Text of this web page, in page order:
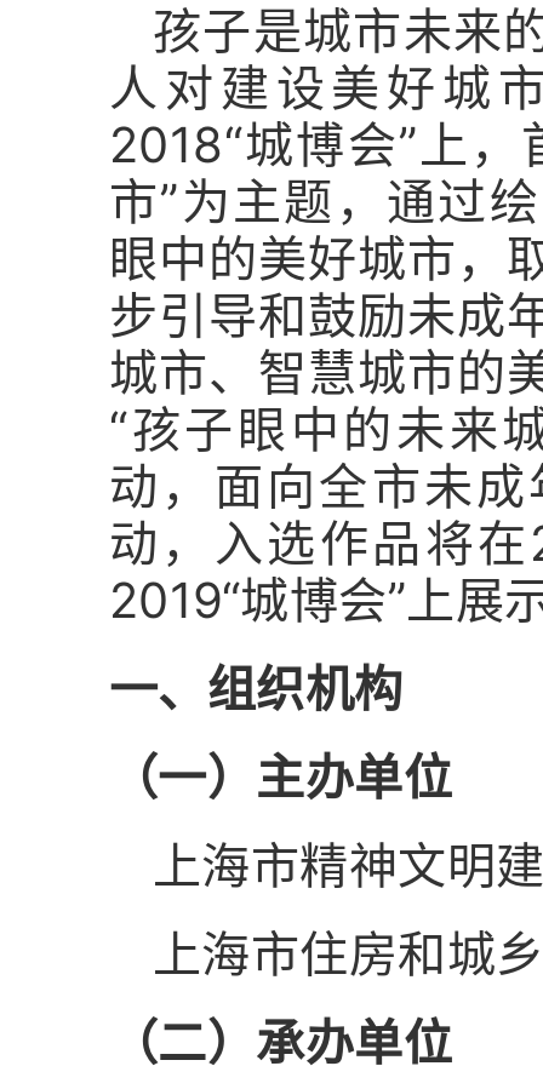
孩子是城市未来
人对建设美好城
2018“城博会”上
市”为主题，通过
眼中的美好城市，
步引导和鼓励未成
城市、智慧城市的
“孩子眼中的未来
动，面向全市未
动，入选作品将
2019“城博会”上展
一、组织机构
（一）主办单位
上海市精神文明
上海市住房和城
（二）承办单位